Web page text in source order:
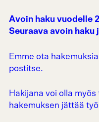
Avoin haku vuodelle
Seuraava avoin haku
Emme ota
postitse.
Hakijana voi olla
hakemuksen jättää